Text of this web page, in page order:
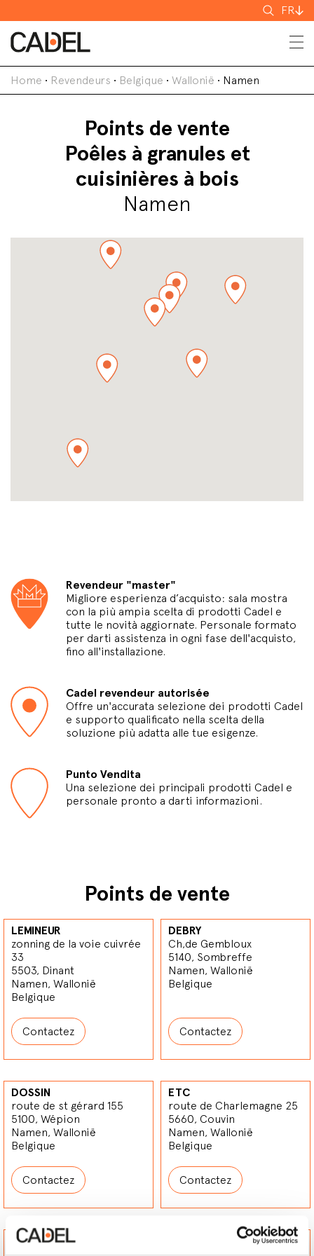
FR
Home • Revendeurs • Belgique • Wallonië • Namen
Points de vente
Poêles à granules et
cuisinières à bois
Namen
Revendeur "master"
Migliore esperienza d’acquisto: sala mostra
con la più ampia scelta di prodotti Cadel e
tutte le novità aggiornate. Personale formato
per darti assistenza in ogni fase dell'acquisto,
fino all'installazione.
Cadel revendeur autorisée
Offre un'accurata selezione dei prodotti Cadel
e supporto qualificato nella scelta della
soluzione più adatta alle tue esigenze.
Punto Vendita
Una selezione dei principali prodotti Cadel e
personale pronto a darti informazioni.
Points de vente
LEMINEUR
zonning de la voie cuivrée
33
5503, Dinant
Namen, Wallonië
Belgique
Contactez
DEBRY
Ch,de Gembloux
5140, Sombreffe
Namen, Wallonië
Belgique
Contactez
DOSSIN
route de st gérard 155
5100, Wépion
Namen, Wallonië
Belgique
Contactez
ETC
route de Charlemagne 25
5660, Couvin
Namen, Wallonië
Belgique
Contactez
NEW QUOUGARD